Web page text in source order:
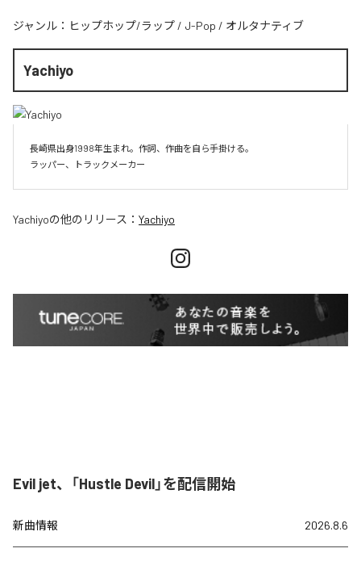
ジャンル： ヒップホップ/ラップ / J-Pop / オルタナティブ
Yachiyo
長崎県出身1998年生まれ。作詞、作曲を自ら手掛ける。
Yachiyoの他のリリース： Yachiyo
Evil jet、「Hustle Devil」を配信開始
新曲情報 2026.8.6